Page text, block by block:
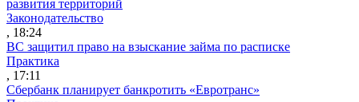
развития территорий
Законодательство
, 18:24
ВС защитил право на взыскание займа по расписке
Практика
, 17:11
Сбербанк планирует банкротить «Евротранс»